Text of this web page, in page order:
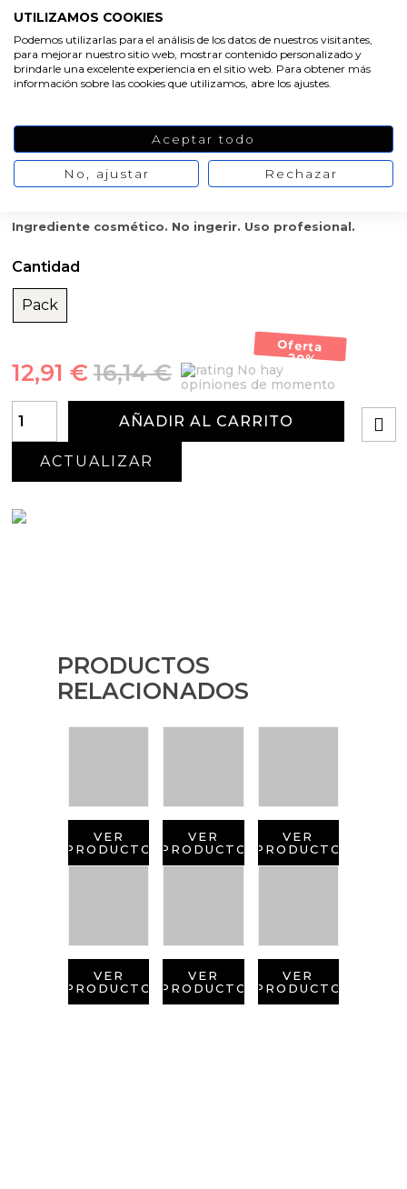
navideñas
Evoca la magia de la Navidadcon nuestropack ahorro
esencias navideñas. Este pack incluye tres esencias dulces y
Navidad, cada una en formato de 50 ml. Ideales para dar un
toque festivo y acogedor a tus creaciones DIY, estas esencias
son perfectas parajabones,velas,perfumesycosméticos.
Aprovecha la versatilidad y el ahorro que te ofrece este conjunto
Ingrediente cosmético. No ingerir. Uso profesional.
Cantidad
Pack
Oferta
-20%
16,14 €
12,91 €
No hay
opiniones de momento
AÑADIR AL CARRITO
PRODUCTOS
RELACIONADOS
VER
PRODUCTO
VER
PRODUCTO
VER
PRODUCTO
VER
PRODUCTO
VER
PRODUCTO
VER
PRODUCTO
UTILIZAMOS COOKIES
Podemos utilizarlas para el análisis de los datos de nuestros visitantes,
para mejorar nuestro sitio web, mostrar contenido personalizado y
brindarle una excelente experiencia en el sitio web. Para obtener más
información sobre las cookies que utilizamos, abre los ajustes.
Aceptar todo
No, ajustar Rechazar